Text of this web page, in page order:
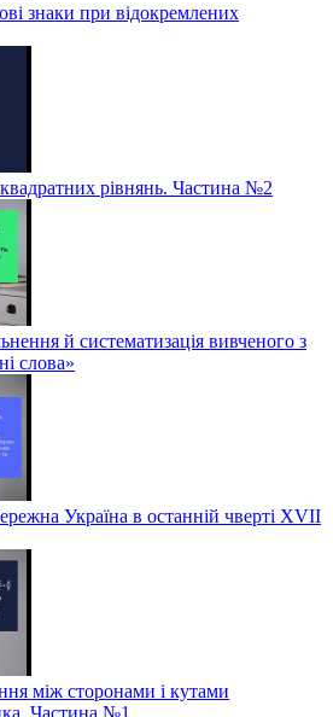
знаки при відокремлених
рівнянь. Частина №2
й систематизація вивченого з
слова»
Україна в останній чверті XVII
між сторонами і кутами
Частина №1